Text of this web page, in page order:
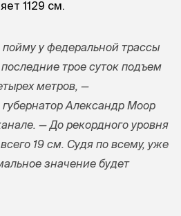
1129 см.
у федеральной трассы
трое суток подъем
метров, —
Александр Моор
— До рекордного уровня
19 см. Судя по всему, уже
значение будет